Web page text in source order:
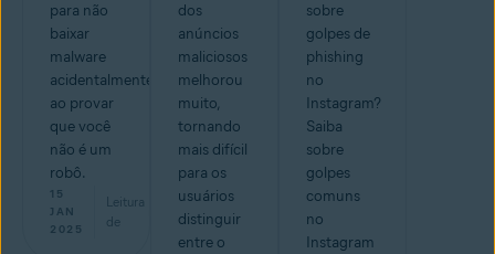
para não
baixar
malware
acidentalmente
ao provar
que você
não é um
robô.
15
JAN
2025
Leitura
de
dos
anúncios
maliciosos
melhorou
muito,
tornando
mais difícil
para os
usuários
distinguir
entre o
sobre
golpes de
phishing
no
Instagram?
Saiba
sobre
golpes
comuns
no
Instagram